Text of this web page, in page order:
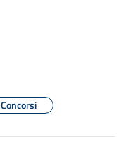
Concorsi